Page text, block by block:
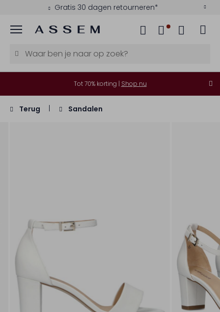
Gratis 30 dagen retourneren*
Menu
Tot 70% korting | Shop nu
Terug Sandalen